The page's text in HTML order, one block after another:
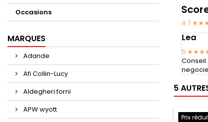
Occasions
MARQUES
Adande
Afi Collin-Lucy
Aldegheri forni
APW wyott
4.7
Lea
5
Conseil
5
Prix